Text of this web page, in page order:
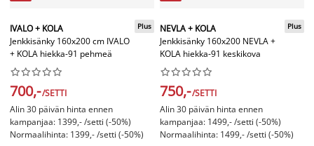
IVALO + KOLA
Jenkkisänky 160x200 cm IVALO
+ KOLA hiekka-91 pehmeä
Plus






700,-/SETTI
Alin 30 päivän hinta ennen
kampanjaa: 1399,- /setti (-50%)
Normaalihinta: 1399,- /setti (-50%)
NEVLA + KOLA
Jenkkisänky 160x200 NEVLA +
KOLA hiekka-91 keskikova
Plus






750,-/SETTI
Alin 30 päivän hinta ennen
kampanjaa: 1499,- /setti (-50%)
Normaalihinta: 1499,- /setti (-50%)